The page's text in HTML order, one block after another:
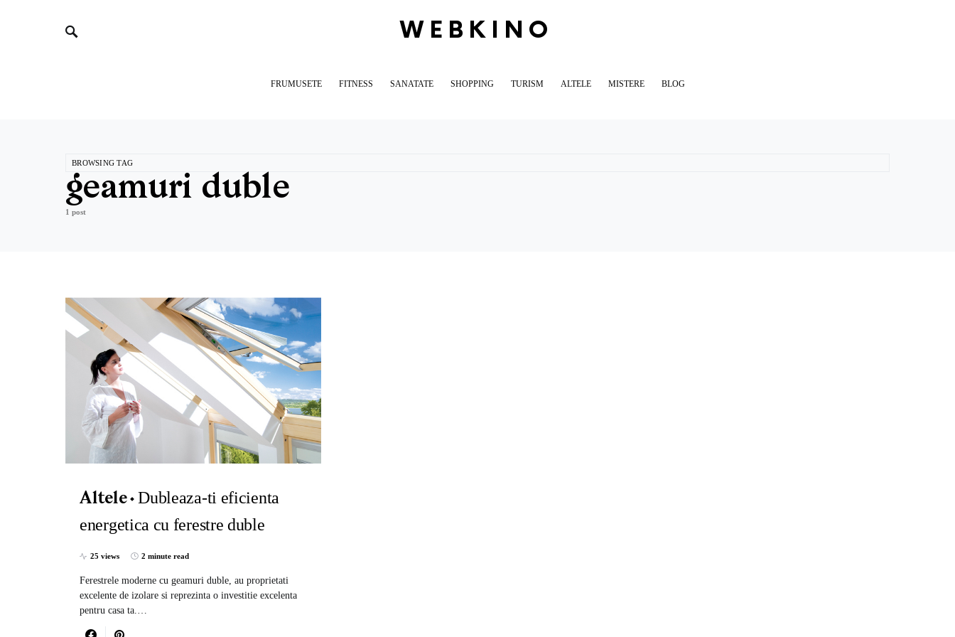
WEBKINO
FRUMUSETE FITNESS SANATATE SHOPPING TURISM ALTELE MISTERE BLOG
BROWSING TAG
geamuri duble
1 post
Altele
Dubleaza-ti eficienta
energetica cu ferestre duble
25 views 2 minute read
Ferestrele moderne cu geamuri duble, au proprietati
excelente de izolare si reprezinta o investitie excelenta
pentru casa ta.…